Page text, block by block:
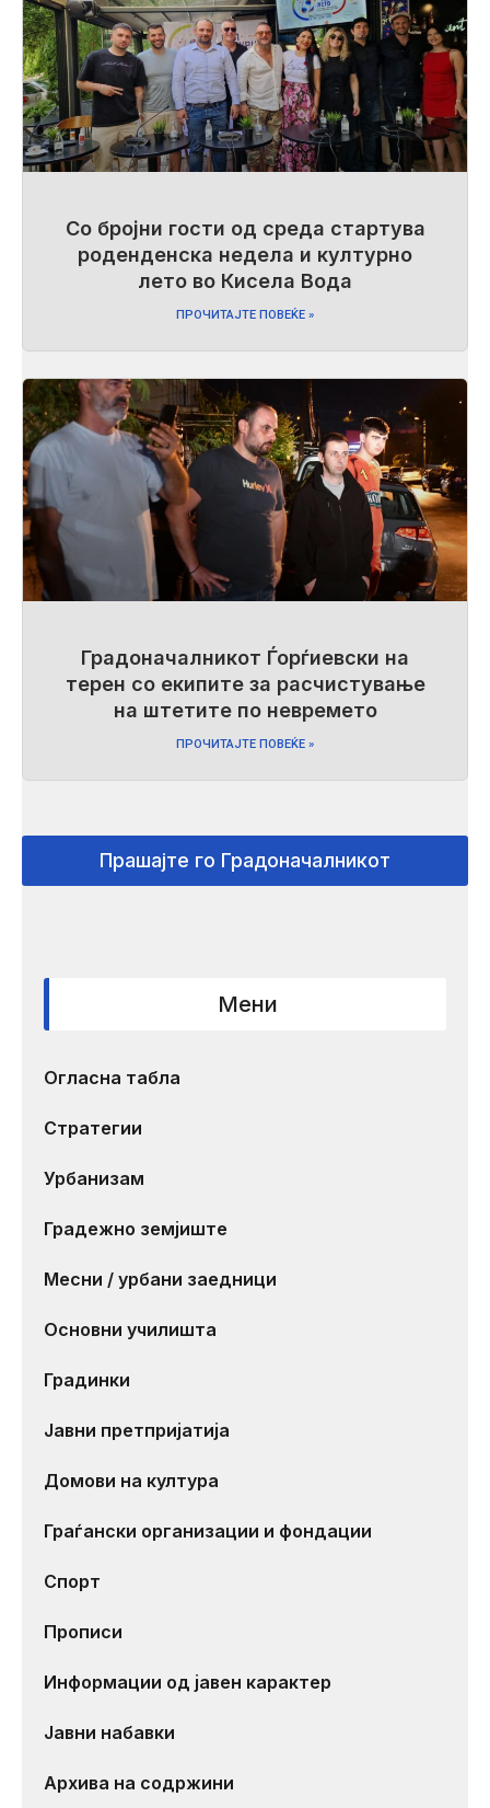
Со бројни гости од среда стартува
роденденска недела и културно
лето во Кисела Вода
ПРОЧИТАЈТЕ ПОВЕЌЕ »
Градоначалникот Ѓорѓиевски на
терен со екипите за расчистување
на штетите по невремето
ПРОЧИТАЈТЕ ПОВЕЌЕ »
Прашајте го Градоначалникот
Мени
Огласна табла
Стратегии
Урбанизам
Градежно земјиште
Месни / урбани заедници
Основни училишта
Градинки
Јавни претпријатија
Домови на култура
Граѓански организации и фондации
Спорт
Прописи
Информации од јавен карактер
Јавни набавки
Архива на содржини